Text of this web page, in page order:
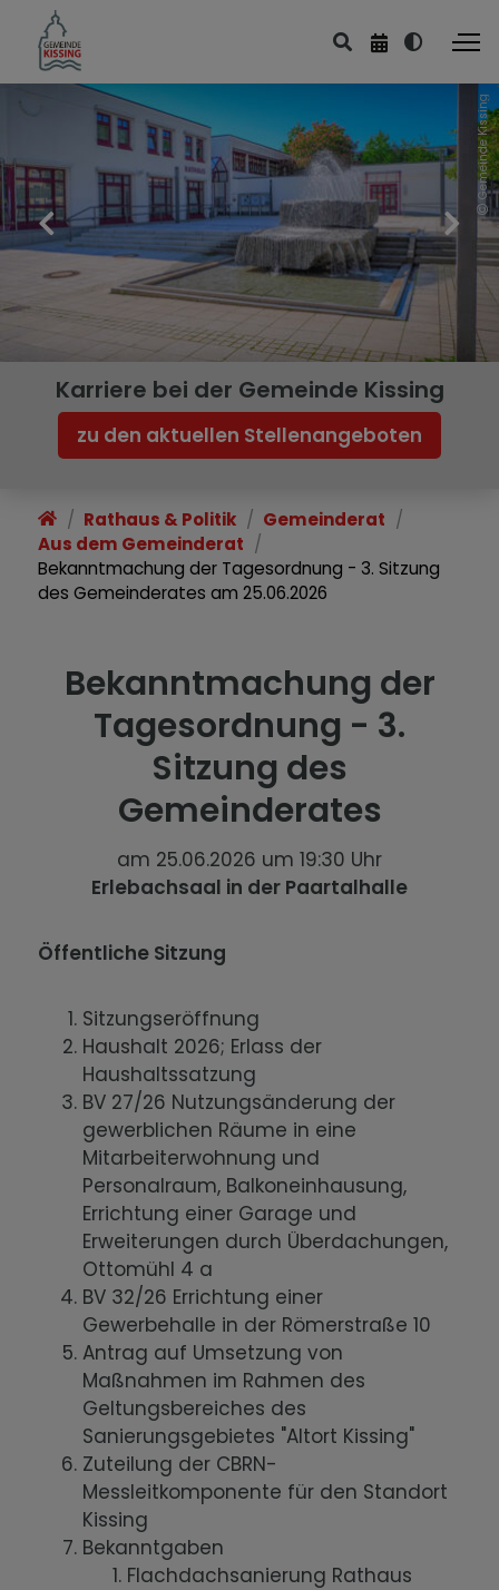
Gemeinde Kissing
Karriere bei der Gemeinde Kissing
zu den aktuellen Stellenangeboten
Rathaus & Politik
Gemeinderat
Aus dem Gemeinderat
Bekanntmachung der Tagesordnung - 3. Sitzung
des Gemeinderates am 25.06.2026
Bekanntmachung der
Tagesordnung - 3.
Sitzung des
Gemeinderates
am 25.06.2026 um 19:30 Uhr
Erlebachsaal in der Paartalhalle
Öffentliche Sitzung
Sitzungseröffnung
Haushalt 2026; Erlass der
Haushaltssatzung
BV 27/26 Nutzungsänderung der
gewerblichen Räume in eine
Mitarbeiterwohnung und
Personalraum, Balkoneinhausung,
Errichtung einer Garage und
Erweiterungen durch Überdachungen,
Ottomühl 4 a
BV 32/26 Errichtung einer
Gewerbehalle in der Römerstraße 10
Antrag auf Umsetzung von
Maßnahmen im Rahmen des
Geltungsbereiches des
Sanierungsgebietes "Altort Kissing"
Zuteilung der CBRN-
Messleitkomponente für den Standort
Kissing
Bekanntgaben
Flachdachsanierung Rathaus